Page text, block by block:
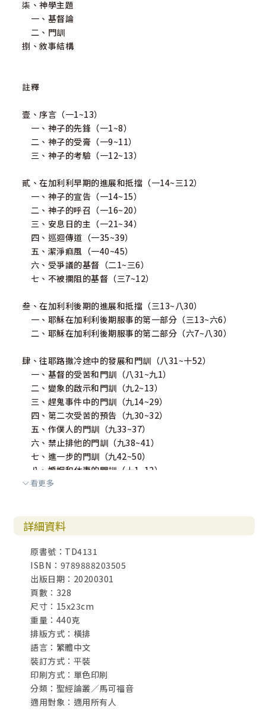
柒、神學主題
一、基督論
二、門訓
捌、敘事結構
註釋
壹、序言（一1~13）
一、神子的先鋒（一1~8）
二、神子的受膏（一9~11）
三、神子的考驗（一12~13）
貳、在加利利早期的進展和抵擋（一14~三12）
一、神子的宣告（一14~15）
二、神子的呼召（一16~20）
三、安息日的主（一21~34）
四、巡迴傳道（一35~39）
五、潔淨痲風（一40~45）
六、受爭議的基督（二1~三6）
七、不被攔阻的基督（三7~12）
叁、在加利利後期的進展和抵擋（三13~八30）
一、耶穌在加利利後期服事的第一部分（三13~六6）
二、耶穌在加利利後期服事的第二部分（六7~八30）
肆、往耶路撒冷途中的發展和門訓（八31~十52）
一、基督的受苦和門訓（八31~九1）
二、變象的啟示和門訓（九2~13）
三、趕鬼事件中的門訓（九14~29）
四、第二次受苦的預告（九30~32）
五、作僕人的門訓（九33~37）
六、禁止排他的門訓（九38~41）
七、進一步的門訓（九42~50）
八、婚姻和休妻的門訓（十1~12）
九、像小孩子的門訓（十13~16）
十二、為僕即為首的門訓（十35~45）
十三、再次醫治眼瞎的事奉（十46~52）
伍、在耶路撒冷受苦前的事奉（十一1~十三37）
一、耶穌騎驢進入耶路撒冷和聖殿（十一1~11）
二、審判和取締無效益的殿（十一12~26）
三、在殿中遇到的敵意和角力（十一27~十二44）
四、在橄欖山上的預告和提醒（十三1~37）
陸、神子耶穌的受苦和受難（十四11~十五47）
一、受苦的前奏（十四1~52）
二、被囚的耶穌（十四53~72）
三、受害的耶穌（十五1~47）
看更多
詳細資料
原書號：TD4131
ISBN：9789888203505
出版日期：20200301
頁數：328
尺寸：15x23cm
重量：440克
排版方式：橫排
語言：繁體中文
裝訂方式：平裝
印刷方式：單色印刷
分類：聖經論叢／馬可福音
適用對象：適用所有人